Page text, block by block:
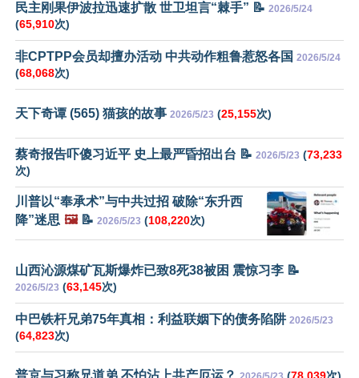
民主刚果伊波拉迅速扩散 世卫坦言“棘手” 📝 2026/5/24
(65,910次)
非CPTPP会员却擅办活动 中共动作粗鲁惹怒各国 2026/5/24
(68,068次)
天下奇谭 (565) 猫孩的故事 2026/5/23 (25,155次)
蔡奇报告吓傻习近平 史上最严昏招出台 📝 2026/5/23 (73,233
次)
川普以“奉承术”与中共过招 破除“东升西
降”迷思 🖼️📝 2026/5/23 (108,220次)
山西沁源煤矿瓦斯爆炸已致8死38被困 震惊习李 📝
2026/5/23 (63,145次)
中巴铁杆兄弟75年真相：利益联姻下的债务陷阱 2026/5/23
(64,823次)